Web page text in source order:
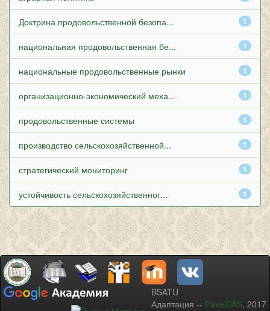
1
Доктрина продовольственной безопа...
1
национальная продовольственная бе...
1
национальные продовольственные рынки
1
организационно-экономический меха...
1
продовольственные системы
1
производство сельскохозяйственной...
1
стратегический мониторинг
1
устойчивость сельскохозяйственног...
BSATU
Адаптация -- PavelDAS, 2017